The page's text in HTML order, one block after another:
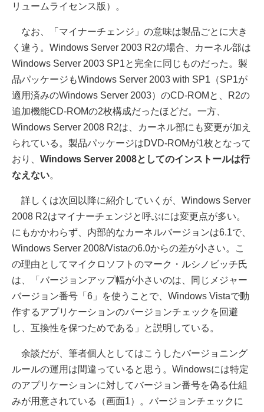
リュームライセンス版）。
なお、「マイナーチェンジ」の意味は製品ごとに大き
く違う。Windows Server 2003 R2の場合、カーネル部は
Windows Server 2003 SP1と完全に同じものだった。製
品パッケージもWindows Server 2003 with SP1（SP1が
適用済みのWindows Server 2003）のCD-ROMと、R2の
追加機能CD-ROMの2枚構成だったほどだ。一方、
Windows Server 2008 R2は、カーネル部にも変更が加え
られている。製品パッケージはDVD-ROMが1枚となって
おり、 Windows Server 2008としてのインストールは行
なえない。
詳しくは次回以降に紹介していくが、Windows Server
2008 R2はマイナーチェンジと呼ぶには変更点が多い。
にもかかわらず、内部的なカーネルバージョンは6.1で、
Windows Server 2008/Vistaの6.0からの差が小さい。こ
の理由としてマイクロソフトのマーク・ルシノビッチ氏
は、「バージョンアップ幅が小さいのは、同じメジャー
バージョン番号「6」を使うことで、Windows Vistaで動
作するアプリケーションのバージョンチェックを回避
し、互換性を保つためである」と説明している。
余談だが、筆者個人としてはこうしたバージョニング
ルールの運用は間違っていると思う。Windowsには特定
のアプリケーションに対してバージョン番号を偽る仕組
みが用意されている（画面1）。バージョンチェックに